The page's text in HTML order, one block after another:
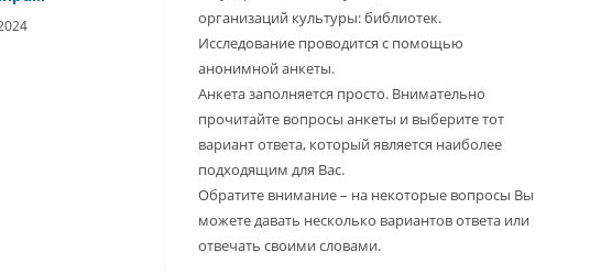
организаций культуры: библиотек.
Исследование проводится с помощью
анонимной анкеты.
Анкета заполняется просто. Внимательно
прочитайте вопросы анкеты и выберите тот
вариант ответа, который является наиболее
подходящим для Вас.
Обратите внимание – на некоторые вопросы Вы
можете давать несколько вариантов ответа или
отвечать своими словами.